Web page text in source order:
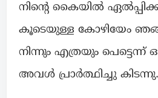
നിന്റെ കൈയിൽ
കൂടെയുള്ള കോഴിയേം
നിന്നും എത്രയും പെട്ടെന്ന്
അവൾ പ്രാർത്ഥിച്ചു